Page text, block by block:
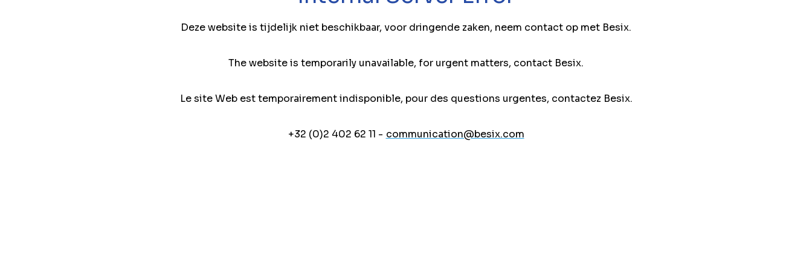
Deze website is tijdelijk niet beschikbaar, voor dringende zaken, neem contact op met Besix.
The website is temporarily unavailable, for urgent matters, contact Besix.
Le site Web est temporairement indisponible, pour des questions urgentes, contactez Besix.
+32 (0)2 402 62 11 - communication@besix.com